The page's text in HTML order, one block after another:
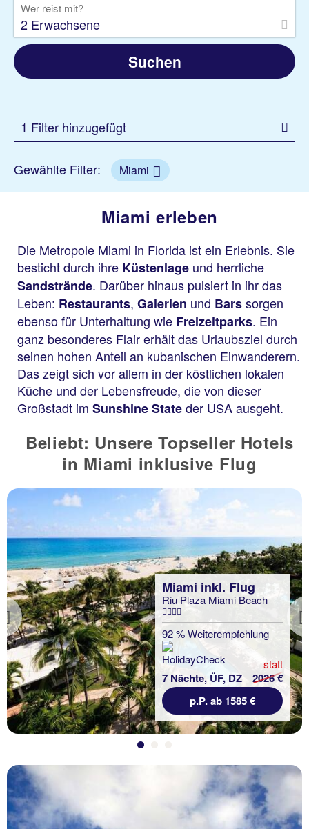
Wer reist mit?
2 Erwachsene
Suchen
1 Filter hinzugefügt
Gewählte Filter: Miami
Miami erleben
Die Metropole Miami in Florida ist ein Erlebnis. Sie
besticht durch ihre Küstenlage und herrliche
Sandstrände. Darüber hinaus pulsiert in ihr das
Leben: Restaurants, Galerien und Barssorgen
ebenso für Unterhaltung wie Freizeitparks. Ein
ganz besonderes Flair erhält das Urlaubsziel durch
seinen hohen Anteil an kubanischen Einwanderern.
Das zeigt sich vor allem in der köstlichen lokalen
Küche und der Lebensfreude, die von dieser
Großstadt im Sunshine Stateder USA ausgeht.
Beliebt: Unsere Topseller Hotels
in Miami inklusive Flug
Previous
Miami inkl. Flug
Riu Plaza Miami Beach
92 % Weiterempfehlung
7 Nächte, ÜF, DZ
statt
2026 €
p.P. ab 1585 €